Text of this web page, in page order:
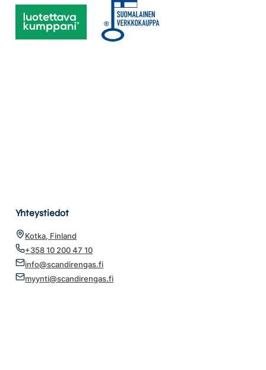
Yhteystiedot
Kotka, Finland
+358 10 200 47 10
info@scandirengas.fi
myynti@scandirengas.fi